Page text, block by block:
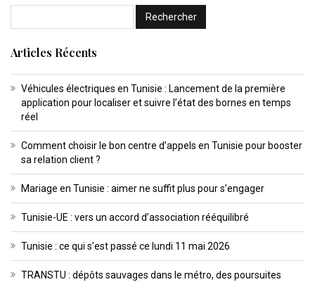
Articles Récents
Véhicules électriques en Tunisie : Lancement de la première
application pour localiser et suivre l’état des bornes en temps
réel
Comment choisir le bon centre d’appels en Tunisie pour booster
sa relation client ?
Mariage en Tunisie : aimer ne suffit plus pour s’engager
Tunisie-UE : vers un accord d’association rééquilibré
Tunisie : ce qui s’est passé ce lundi 11 mai 2026
TRANSTU : dépôts sauvages dans le métro, des poursuites